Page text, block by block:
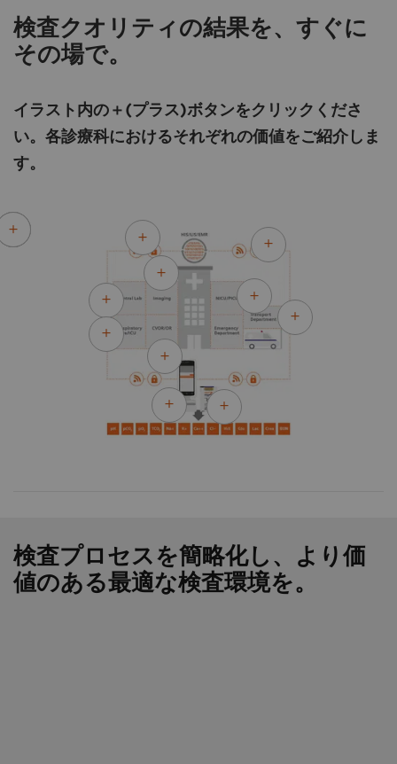
検査クオリティの結果を、すぐに
その場で。
イラスト内の＋(プラス)ボタンをクリックくださ
い。各診療科におけるそれぞれの価値をご紹介しま
す。
検査プロセスを簡略化し、より価
値のある最適な検査環境を。